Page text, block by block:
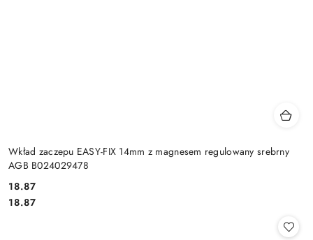
Wkład zaczepu EASY-FIX 14mm z magnesem regulowany srebrny
AGB B024029478
Cena:
18.87
Cena:
18.87